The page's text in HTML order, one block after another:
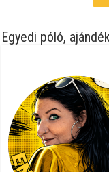
Egyedi póló, ajándék